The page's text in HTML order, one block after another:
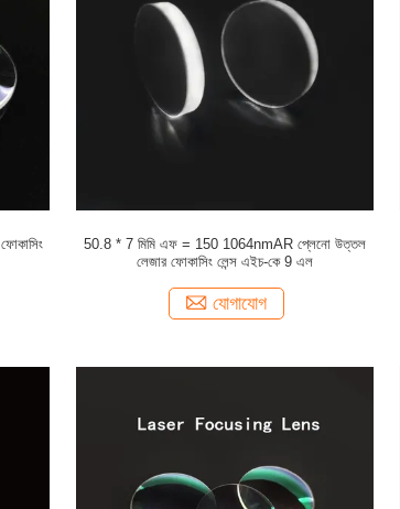
50.8 * 7 মিমি এফ = 150 1064nmAR প্লেনো উত্তল
লেজার ফোকাসিং লেন্স এইচ-কে 9 এল
যোগাযোগ